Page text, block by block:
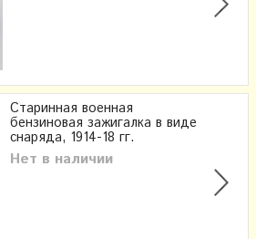
Старинная военная
бензиновая зажигалка в виде
снаряда, 1914-18 гг.
Нет в наличии